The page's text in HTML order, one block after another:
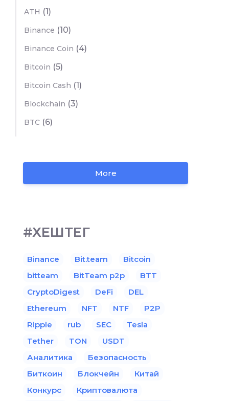
ATH (1)
Binance (10)
Binance Coin (4)
Bitcoin (5)
Bitcoin Cash (1)
Blockchain (3)
BTC (6)
More
#ХЕШТЕГ
Binance Bit.team
Bitcoin
bitteam
BitTeam p2p
BTT
CryptoDigest
DeFi
DEL
Ethereum
NFT NTF
P2P
Ripple
rub SEC
Tesla
Tether
TON
USDT
Аналитика
Безопасность
Биткоин
Блокчейн
Китай
Конкурс
Криптовалюта